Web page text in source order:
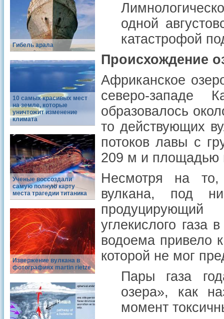
Гибель арала
10 самых красивых мест
на земле, которые
уничтожит изменение
климата
Ученые воссоздали
самую полную карту
места трагедии титаника
Извержение вулкана в
фотографиях martin rietze
одной
катастрофой
Происхождение
Африканское
северо-западе
образовалось
то действующих
потоков лавы с
209 м и площадью
Несмотря на то,
вулкана, под
углекислого газа
водоема привело
которой не мог
Пары газа
озера», как
момент